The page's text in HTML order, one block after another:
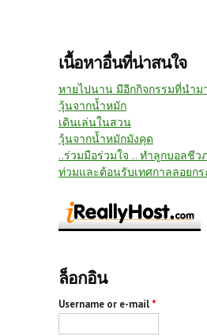
เนื้อหาอื่นที่น่าสนใจ
หายไปนาน มีอีกกิจกรรมที่นำม
วุ้นจากน้ำหมัก
เดินเล่นในสวน
วุ้นจากน้ำหมักมังคุด
..ร่วมมือร่วมใจ .. ทำลูกบอลชีว
ท่วมและต้อนรับเทศกาลลอยกร
ล็อกอิน
Username or e-mail *